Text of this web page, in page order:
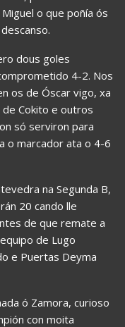
o que poñía ós
dous goles
4-2. Nos
os de Óscar vigo, xa
Cokito e outros
só serviron para
o marcador ata o 4-6
na Segunda B,
20 cando lle
de que remate a
de Lugo
e Puertas Deyma
ó Zamora, curioso
con moita